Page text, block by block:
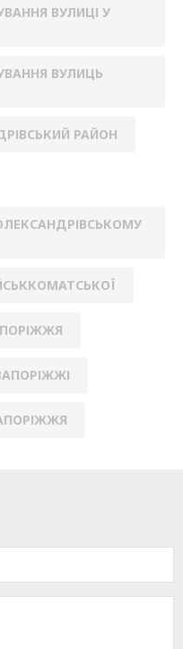
ВУЛИЦІ У
ВУЛИЦЬ
РАЙОН